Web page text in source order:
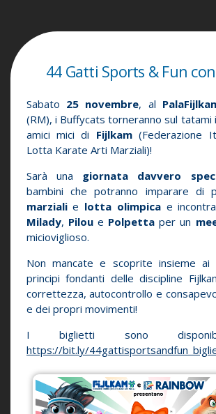
περιεχόμενο
44 Gatti Sports & Fun
Sabato 25 novembre, al
(RM), i Buffycats torneranno sul tatami
amici mici di Fijlkam(Federazione
Lotta Karate Arti Marziali)!
Sarà una giornata davvero
bambini che potranno imparare di
marzialie lotta olimpicae
Milady, Piloue Polpetta per un
micioviglioso.
Non mancate e scoprite insieme ai
principi fondanti delle discipline
correttezza, autocontrollo e
e dei propri movimenti!
I biglietti sono
https://bit.ly/